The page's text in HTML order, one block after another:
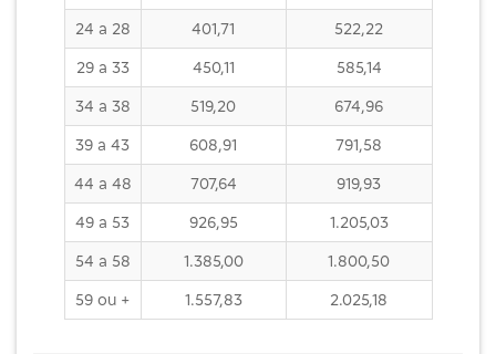
24 a 28 401,71 522,22
29 a 33 450,11 585,14
34 a 38 519,20 674,96
39 a 43 608,91 791,58
44 a 48 707,64 919,93
49 a 53 926,95 1.205,03
54 a 58 1.385,00 1.800,50
59 ou + 1.557,83 2.025,18